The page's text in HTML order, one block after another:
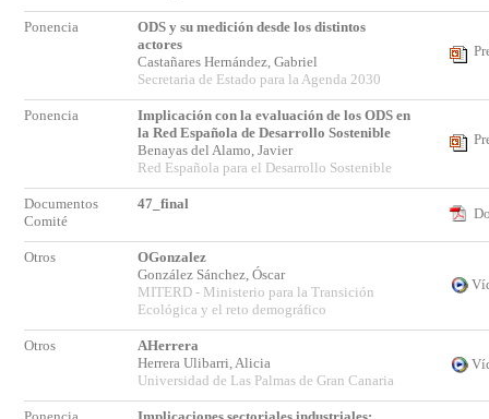
Ponencia
ODS y su medición desde los distintos
actores
Castañares Hernández, Gabriel
Secretaria de Estado para la Agenda 2030
Ponencia
Implicación con la evaluación de los ODS en
la Red Española de Desarrollo Sostenible
Benayas del Alamo, Javier
Red Española para el Desarrollo Sostenible
Documentos
Comité
47_final
Otros
OGonzalez
González Sánchez, Óscar
MITERD - Ministerio para la Transición
Ecológica y el reto demográfico
Otros
AHerrera
Herrera Ulibarri, Alicia
Universidad de Las Palmas de Gran Canaria